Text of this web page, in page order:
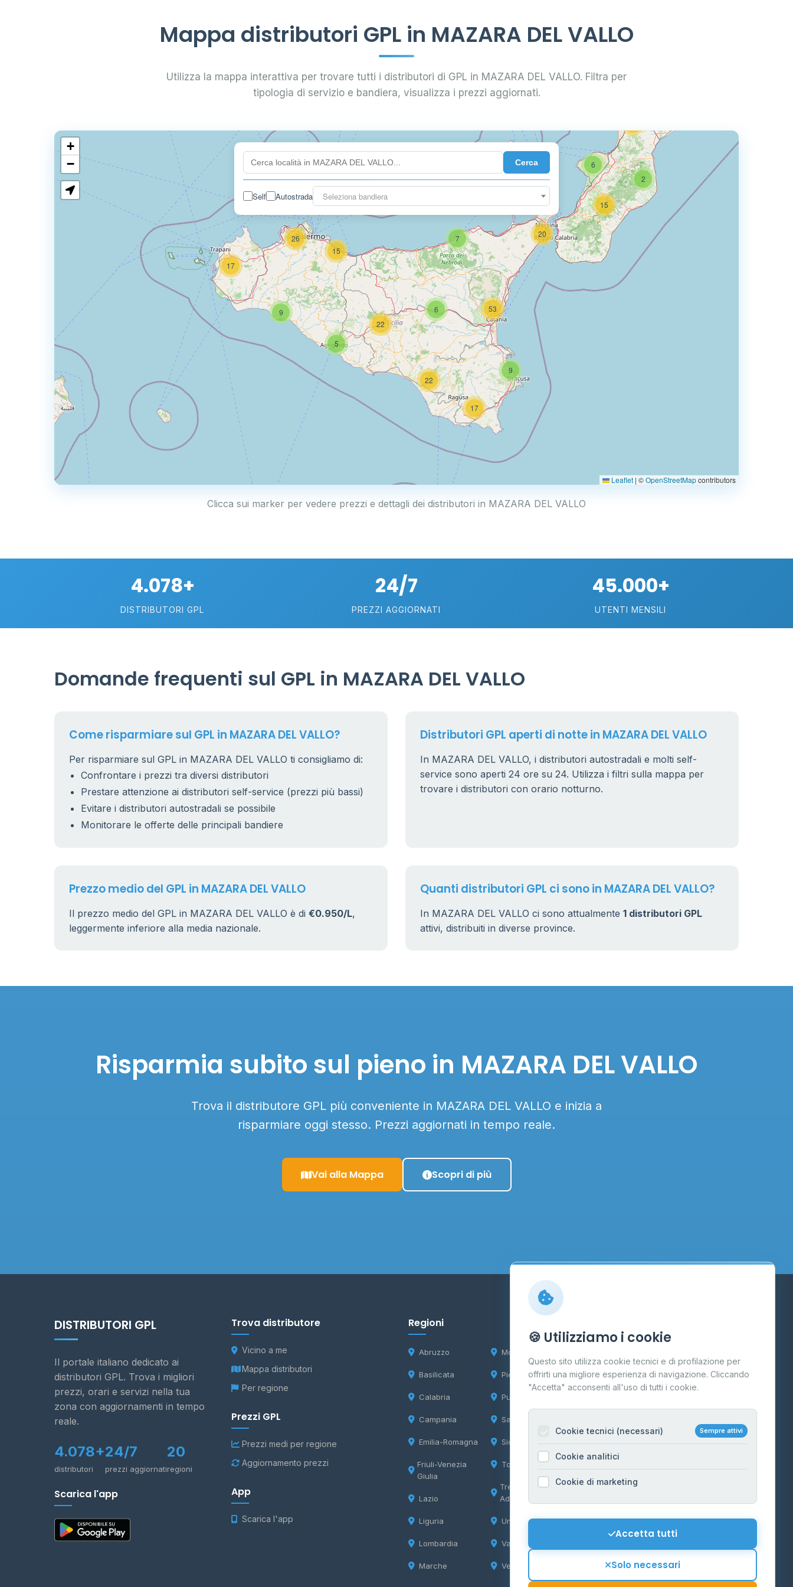
Mappa distributori GPL in MAZARA DEL VALLO
Utilizza la mappa interattiva per trovare tutti i distributori di GPL in MAZARA DEL VALLO. Filtra per
tipologia di servizio e bandiera, visualizza i prezzi aggiornati.
Cerca
Self Autostrada Seleziona bandiera
9
7 20
6 53
17
15
26
5
9
17
22
22
6
2
15
44
0.991 €
+
−
Leaflet | ©OpenStreetMapcontributors
Clicca sui marker per vedere prezzi e dettagli dei distributori in MAZARA DEL VALLO
4.078+
DISTRIBUTORI GPL
24/7
PREZZI AGGIORNATI
45.000+
UTENTI MENSILI
Domande frequenti sul GPL in MAZARA DEL VALLO
Come risparmiare sul GPL in MAZARA DEL VALLO?
Per risparmiare sul GPL in MAZARA DEL VALLO ti consigliamo di:
Confrontare i prezzi tra diversi distributori
Prestare attenzione ai distributori self-service (prezzi più bassi)
Evitare i distributori autostradali se possibile
Monitorare le offerte delle principali bandiere
Distributori GPL aperti di notte in MAZARA DEL VALLO
In MAZARA DEL VALLO, i distributori autostradali e molti self-
service sono aperti 24 ore su 24. Utilizza i filtri sulla mappa per
trovare i distributori con orario notturno.
Prezzo medio del GPL in MAZARA DEL VALLO
Il prezzo medio del GPL in MAZARA DEL VALLO è di €0.950/L,
leggermente inferiore alla media nazionale.
Quanti distributori GPL ci sono in MAZARA DEL VALLO?
In MAZARA DEL VALLO ci sono attualmente 1 distributori GPL
attivi, distribuiti in diverse province.
Risparmia subito sul pieno in MAZARA DEL VALLO
Trova il distributore GPL più conveniente in MAZARA DEL VALLO e inizia a
risparmiare oggi stesso. Prezzi aggiornati in tempo reale.
Vai alla Mappa Scopri di più
DISTRIBUTORI GPL
Il portale italiano dedicato ai
distributori GPL. Trova i migliori
prezzi, orari e servizi nella tua
zona con aggiornamenti in tempo
reale.
4.078+
distributori
24/7
prezzi aggiornati
20
regioni
Scarica l'app
Trova distributore
Vicino a me
Mappa distributori
Per regione
Prezzi GPL
Prezzi medi per regione
Aggiornamento prezzi
App
Scarica l'app
Regioni
Abruzzo
Basilicata
Calabria
Campania
Emilia-Romagna
Friuli-Venezia
Giulia
Lazio
Liguria
Lombardia
Marche
Molise
Piemonte
Puglia
Sardegna
Sicilia
Toscana
Trentino-Alto
Adige
Umbria
Valle d'Aosta
Veneto
Contatti
Per gestori
Informazioni legali
Privacy Policy
Cookie Policy
Mappa del sito
Contattaci
🍪 Utilizziamo i cookie
Questo sito utilizza cookie tecnici e di profilazione per
offrirti una migliore esperienza di navigazione. Cliccando
"Accetta" acconsenti all'uso di tutti i cookie.
Cookie tecnici (necessari) Sempre attivi
Cookie analitici
Cookie di marketing
Accetta tutti
Solo necessari